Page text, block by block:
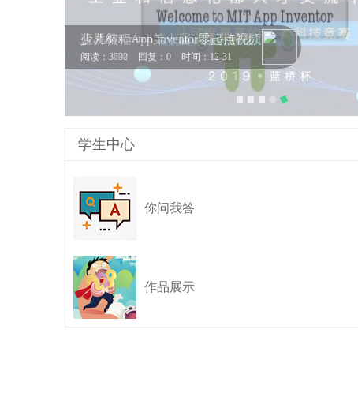
峰
少儿编程App Inventor零起点视频
阅读：3690 回复：0 时间：12-31
学生中心
你问我答
作品展示